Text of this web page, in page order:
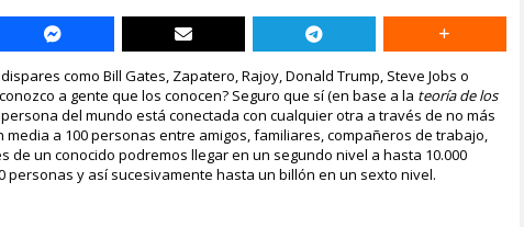
como Bill Gates, Zapatero, Rajoy, Donald Trump, Steve Jobs o
a gente que los conocen? Seguro que sí (en base a la teoría de los
del mundo está conectada con cualquier otra a través de no más
a 100 personas entre amigos, familiares, compañeros de trabajo,
de un conocido podremos llegar en un segundo nivel a hasta 10.000
personas y así sucesivamente hasta un billón en un sexto nivel.